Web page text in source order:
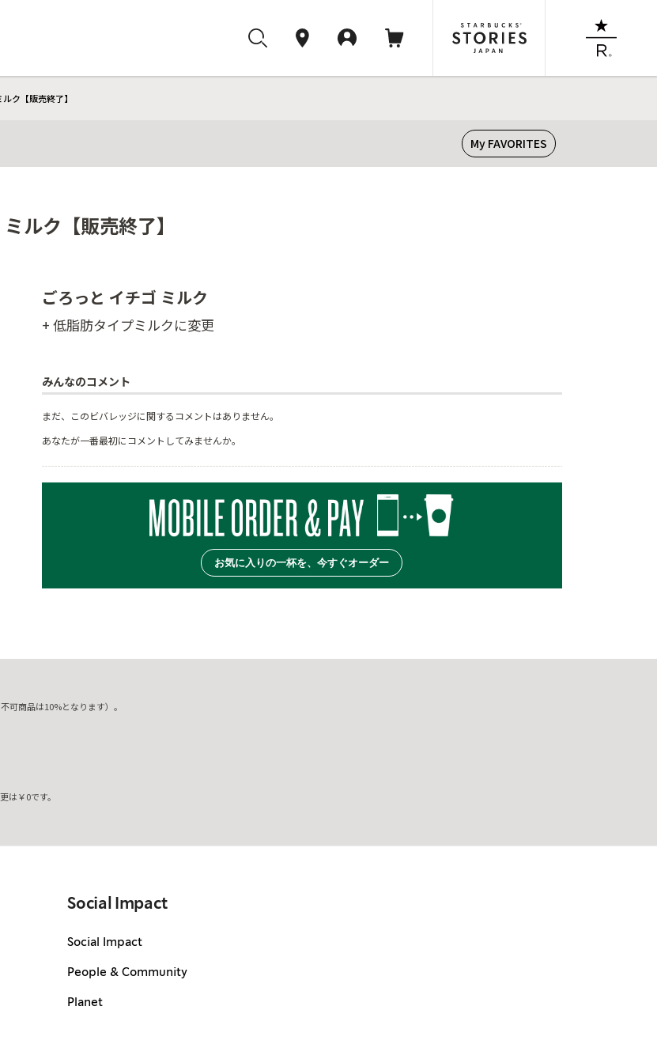
ク【販売終了】
My FAVORITES
ルク【販売終了】
ごろっと イチゴ ミルク
+ 低脂肪タイプミルクに変更
みんなのコメント
まだ、このビバレッジに関するコメントはありません。
あなたが一番最初にコメントしてみませんか。
お気に入りの一杯を、今すぐオーダー
可商品は10%となります）。
は￥0です。
Social Impact
Social Impact
People & Community
Planet